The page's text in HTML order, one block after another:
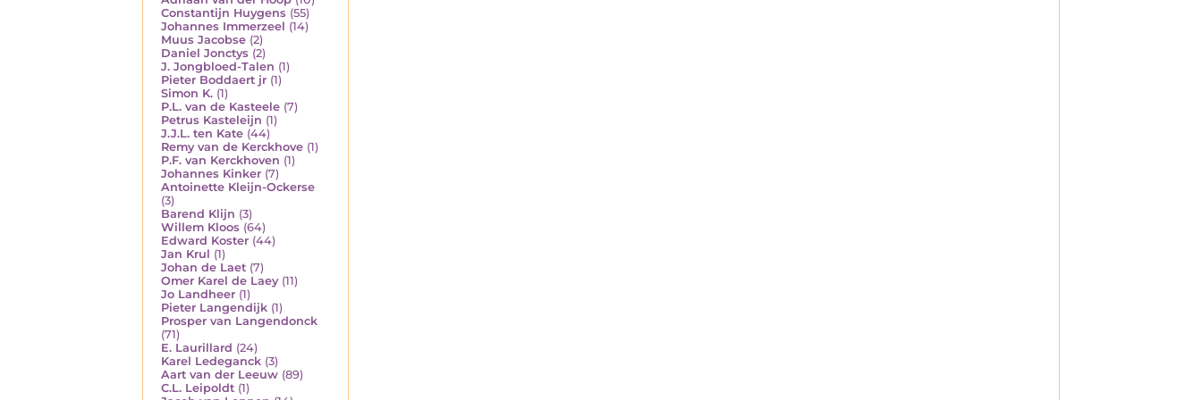
Constantijn Huygens (55)
Johannes Immerzeel (14)
Muus Jacobse (2)
Daniel Jonctys (2)
J. Jongbloed-Talen (1)
Pieter Boddaert jr (1)
Simon K. (1)
P.L. van de Kasteele (7)
Petrus Kasteleijn (1)
J.J.L. ten Kate (44)
Remy van de Kerckhove (1)
P.F. van Kerckhoven (1)
Johannes Kinker (7)
Antoinette Kleijn-Ockerse
(3)
Barend Klijn (3)
Willem Kloos (64)
Edward Koster (44)
Jan Krul (1)
Johan de Laet (7)
Omer Karel de Laey (11)
Jo Landheer (1)
Pieter Langendijk (1)
Prosper van Langendonck
(71)
E. Laurillard (24)
Karel Ledeganck (3)
Aart van der Leeuw (89)
C.L. Leipoldt (1)